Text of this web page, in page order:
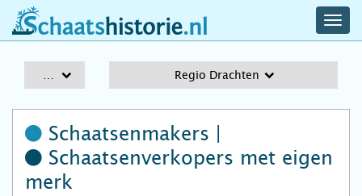
schaatshistorie.nl
Regio Drachten
Schaatsenmakers |
Schaatsenverkopers met eigen
merk